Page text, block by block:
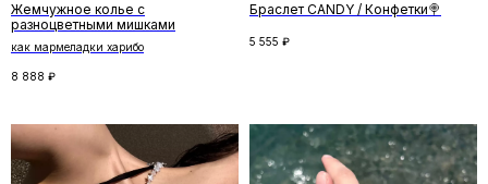
Жемчужное колье с
разноцветными мишками
как мармеладки харибо
8 888 ₽
Браслет CANDY / Конфетки🍭
5 555 ₽
Скидка на первый заказ